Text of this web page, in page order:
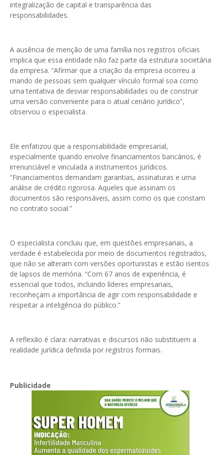
integralização de capital e transparência das
responsabilidades.
A ausência de menção de uma família nos registros oficiais
implica que essa entidade não faz parte da estrutura societária
da empresa. “Afirmar que a criação da empresa ocorreu a
mando de pessoas sem qualquer vínculo formal soa como
uma tentativa de desviar responsabilidades ou de construir
uma versão conveniente para o atual cenário jurídico”,
observou o especialista.
Ele enfatizou que a responsabilidade empresarial,
especialmente quando envolve financiamentos bancários, é
irrenunciável e vinculada a instrumentos jurídicos.
“Financiamentos demandam garantias, assinaturas e uma
análise de crédito rigorosa. Aqueles que assinam os
documentos são responsáveis, assim como os que constam
no contrato social.”
O especialista concluiu que, em questões empresariais, a
verdade é estabelecida por meio de documentos registrados,
que não se alteram com versões oportunistas e estão isentos
de lapsos de memória. “Com 67 anos de experiência, é
essencial que todos, incluindo líderes empresariais,
reconheçam a importância de agir com responsabilidade e
respeitar a inteligência do público.”
A reflexão é clara: narrativas e discursos não substituem a
realidade jurídica definida por registros formais.
Publicidade